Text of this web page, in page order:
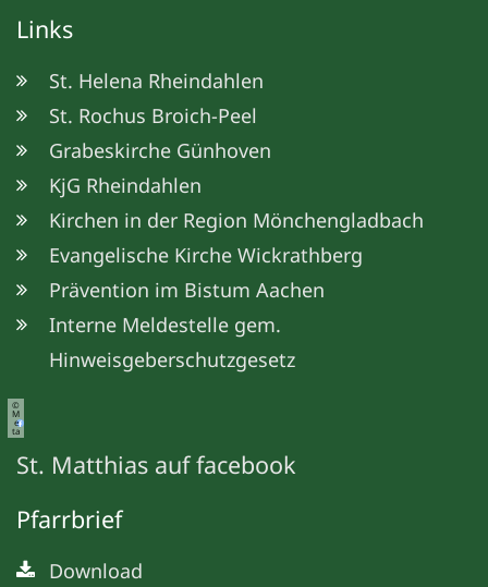
Links
St. Helena Rheindahlen
St. Rochus Broich-Peel
Grabeskirche Günhoven
KjG Rheindahlen
Kirchen in der Region Mönchengladbach
Evangelische Kirche Wickrathberg
Prävention im Bistum Aachen
Interne Meldestelle gem.
Hinweisgeberschutzgesetz
©
M
e
ta
St. Matthias auf facebook
Pfarrbrief
Download